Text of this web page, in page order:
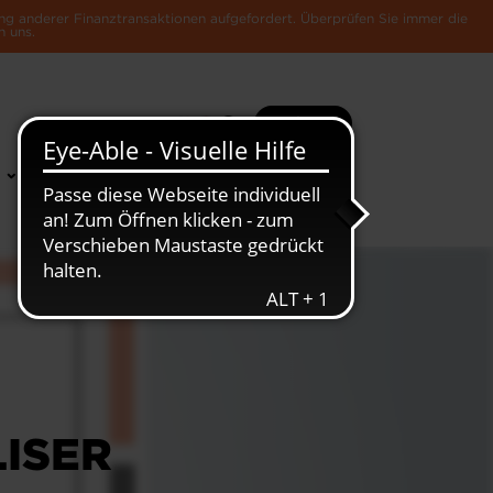
anderer Finanztransaktionen aufgefordert. Überprüfen Sie immer die
uns.
Suche Mehr
News &
Die Luxemburger